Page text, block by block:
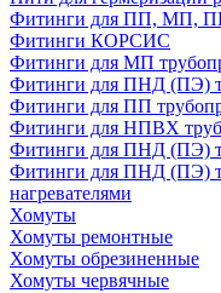
Фитинги для ПП, МП,
Фитинги КОРСИС
Фитинги для МП
Фитинги для ПНД (ПЭ)
Фитинги для ПП
Фитинги для НПВХ
Фитинги для ПНД (ПЭ)
Фитинги для ПНД (ПЭ)
нагревателями
Хомуты
Хомуты ремонтные
Хомуты обрезиненные
Хомуты червячные